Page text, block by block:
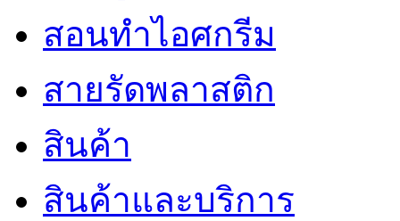
สอนทำไอศกรีม
สายรัดพลาสติก
สินค้า
สินค้าและบริการ